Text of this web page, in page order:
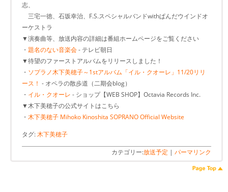
志、
三宅一徳、石坂幸治、F.S.スペシャルバンドwithぱんだウインドオ
ーケストラ
▼演奏曲等、放送内容の詳細は番組ホームページをご覧ください
・ 題名のない音楽会- テレビ朝日
▼待望のファーストアルバムをリリースしました！
・ ソプラノ木下美穂子～1stアルバム「イル・クオーレ」11/20リリ
ース！ - オペラの散歩道（二期会blog）
・ イル・クオーレ - ショップ【WEB SHOP】Octavia Records Inc.
▼木下美穂子の公式サイトはこちら
・ 木下美穂子 Mihoko Kinoshita SOPRANO Official Website
タグ:木下美穂子
カテゴリー:放送予定 | パーマリンク